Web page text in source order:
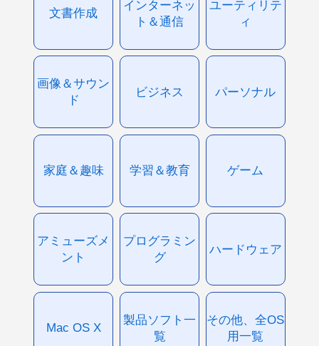
文書作成
インターネッ
ト＆通信
ユーティリテ
ィ
画像＆サウン
ド
ビジネス パーソナル
家庭＆趣味 学習＆教育 ゲーム
アミューズメ
ント
プログラミン
グ
ハードウェア
Mac OS X
製品ソフト一
覧
その他、全OS
用一覧